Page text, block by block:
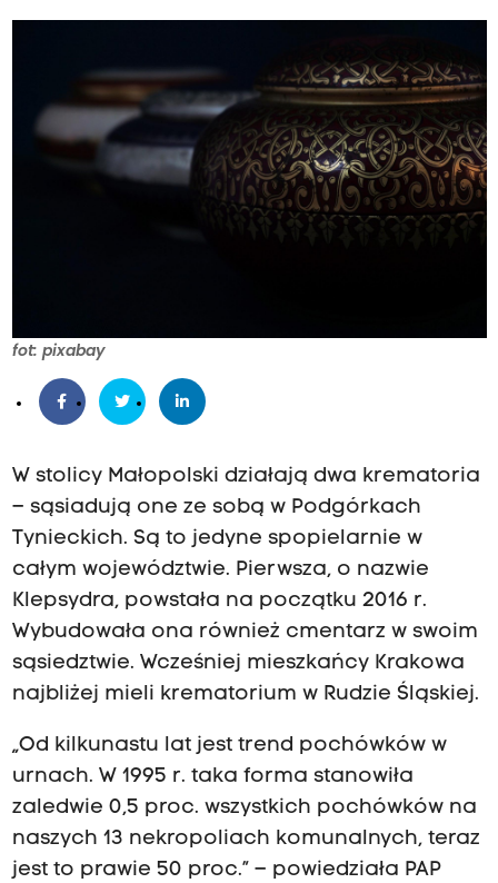
fot: pixabay
W stolicy Małopolski działają dwa krematoria
– sąsiadują one ze sobą w Podgórkach
Tynieckich. Są to jedyne spopielarnie w
całym województwie. Pierwsza, o nazwie
Klepsydra, powstała na początku 2016 r.
Wybudowała ona również cmentarz w swoim
sąsiedztwie. Wcześniej mieszkańcy Krakowa
najbliżej mieli krematorium w Rudzie Śląskiej.
„Od kilkunastu lat jest trend pochówków w
urnach. W 1995 r. taka forma stanowiła
zaledwie 0,5 proc. wszystkich pochówków na
naszych 13 nekropoliach komunalnych, teraz
jest to prawie 50 proc.” – powiedziała PAP